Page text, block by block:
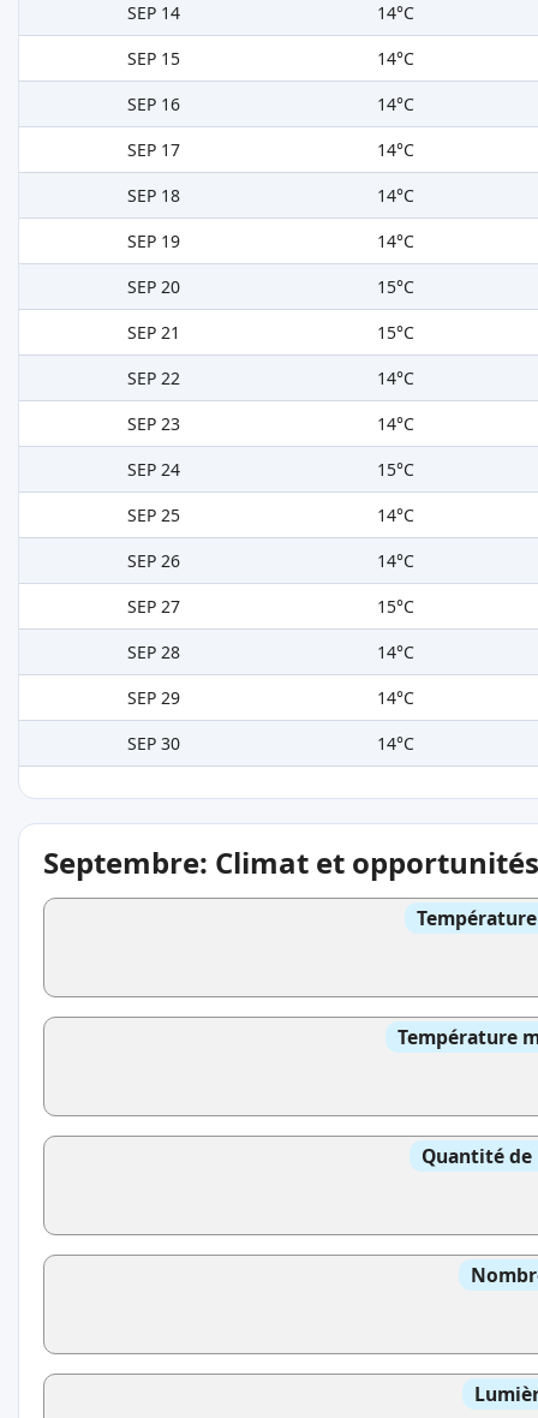
SEP 14
14°C
SEP 15
14°C
SEP 16
14°C
SEP 17
14°C
SEP 18
14°C
SEP 19
14°C
SEP 20
15°C
SEP 21
15°C
SEP 22
14°C
SEP 23
14°C
SEP 24
15°C
SEP 25
14°C
SEP 26
14°C
SEP 27
15°C
SEP 28
14°C
SEP 29
14°C
SEP 30
14°C
Septembre: Climat et
Température
Quantité